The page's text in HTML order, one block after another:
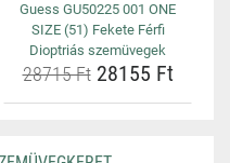
Guess GU50225 001 ONE
SIZE (51) Fekete Férfi
Dioptriás szemüvegek
28715 Ft28155 Ft